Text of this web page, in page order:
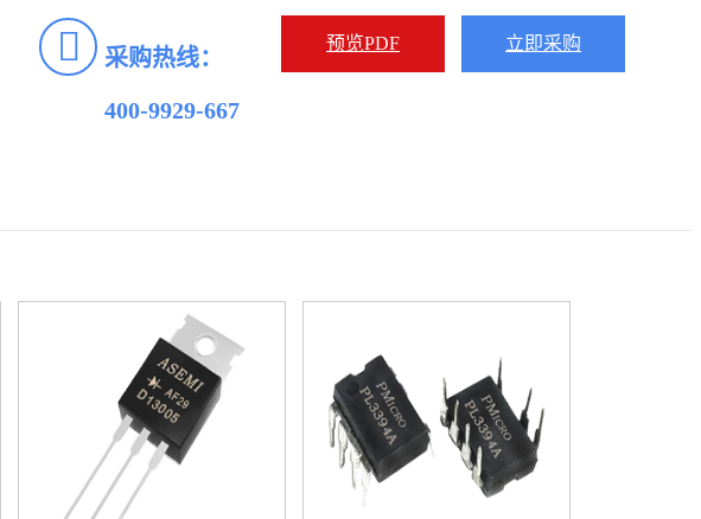
采购热线：
400-9929-667
预览PDF 立即采购